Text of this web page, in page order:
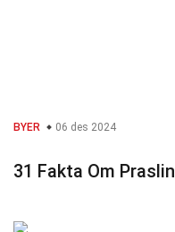
BYER 06 des 2024
31 Fakta Om Praslin